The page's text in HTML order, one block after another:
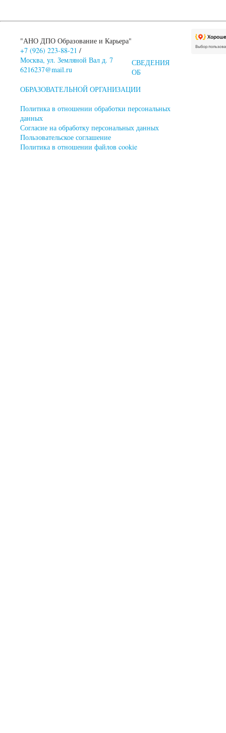
"АНО ДПО Образование и Карьера"
+7 (926) 223-88-21 /
Москва, ул. Земляной Вал д. 7
6216237@mail.ru
СВЕДЕНИЯ
ОБ
ОБРАЗОВАТЕЛЬНОЙ ОРГАНИЗАЦИИ
Политика в отношении обработки персональных
данных
Согласие на обработку персональных данных
Пользовательское соглашение
Политика в отношении файлов cookie